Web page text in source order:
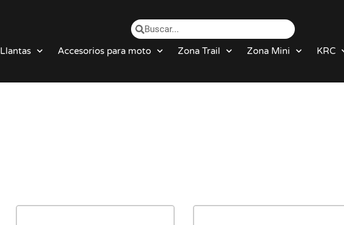
Llantas Accesorios para moto Zona Trail Zona Mini KRC